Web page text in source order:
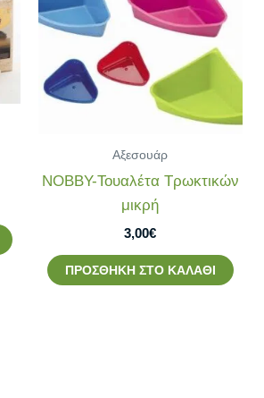
Αξεσουάρ
NOBBY-Τουαλέτα Τρωκτικών
μικρή
3,00€
ΠΡΟΣΘΉΚΗ ΣΤΟ ΚΑΛΆΘΙ